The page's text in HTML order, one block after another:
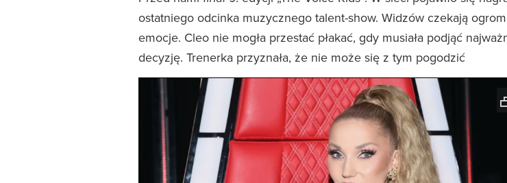
ostatniego odcinka muzycznego talent-show. Widzów czekają
emocje. Cleo nie mogła przestać płakać, gdy musiała podjąć
decyzję. Trenerka przyznała, że nie może się z tym pogodzić